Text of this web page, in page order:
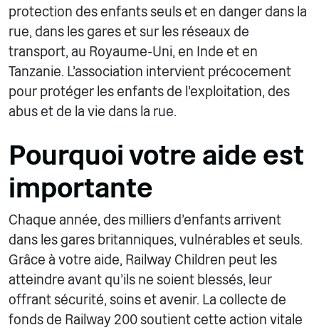
protection des enfants seuls et en danger dans la
rue, dans les gares et sur les réseaux de
transport, au Royaume-Uni, en Inde et en
Tanzanie. L'association intervient précocement
pour protéger les enfants de l'exploitation, des
abus et de la vie dans la rue.
Pourquoi votre aide est
importante
Chaque année, des milliers d'enfants arrivent
dans les gares britanniques, vulnérables et seuls.
Grâce à votre aide, Railway Children peut les
atteindre avant qu'ils ne soient blessés, leur
offrant sécurité, soins et avenir. La collecte de
fonds de Railway 200 soutient cette action vitale